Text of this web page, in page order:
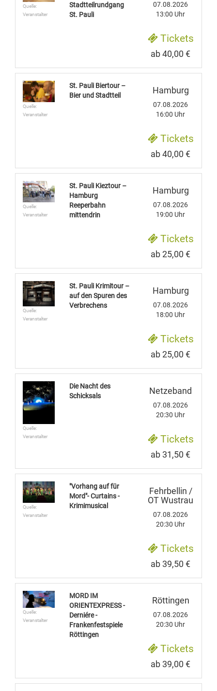
Quelle:
Veranstalter
Stadtteilrundgang
St. Pauli
07.08.2026
13:00 Uhr
Tickets
ab 40,00 €
Quelle:
Veranstalter
St. Pauli Biertour –
Bier und Stadtteil
Hamburg
07.08.2026
16:00 Uhr
Tickets
ab 40,00 €
Quelle:
Veranstalter
St. Pauli Kieztour –
Hamburg
Reeperbahn
mittendrin
Hamburg
07.08.2026
19:00 Uhr
Tickets
ab 25,00 €
Quelle:
Veranstalter
St. Pauli Krimitour –
auf den Spuren des
Verbrechens
Hamburg
07.08.2026
18:00 Uhr
Tickets
ab 25,00 €
Quelle:
Veranstalter
Die Nacht des
Schicksals
Netzeband
07.08.2026
20:30 Uhr
Tickets
ab 31,50 €
Quelle:
Veranstalter
"Vorhang auf für
Mord"- Curtains -
Krimimusical
Fehrbellin /
OT Wustrau
07.08.2026
20:30 Uhr
Tickets
ab 39,50 €
Quelle:
Veranstalter
MORD IM
ORIENTEXPRESS -
Derniére -
Frankenfestspiele
Röttingen
Röttingen
07.08.2026
20:30 Uhr
Tickets
ab 39,00 €